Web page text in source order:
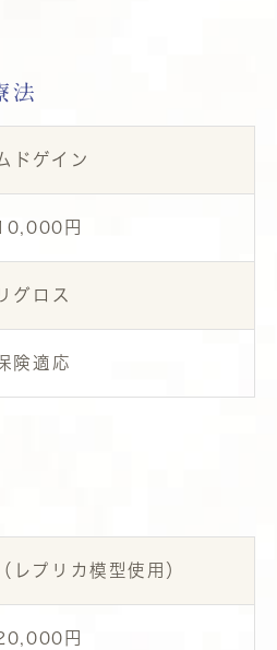
法
ドゲイン
円
グロス
険適応
レプリカ模型使用）
円